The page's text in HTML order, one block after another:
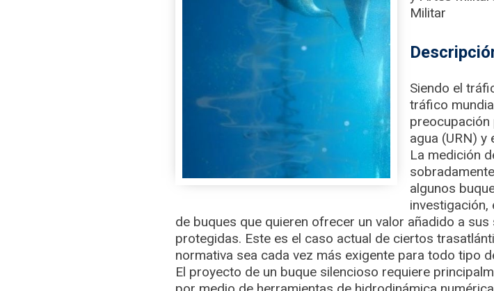
Militar
Siendo el
tráfico
preocupación
agua (URN) y
La medición
algunos
de buques que quieren ofrecer un valor añadido a
protegidas. Este es el caso actual de ciertos
normativa sea cada vez más exigente para todo tipo
El proyecto de un buque silencioso requiere